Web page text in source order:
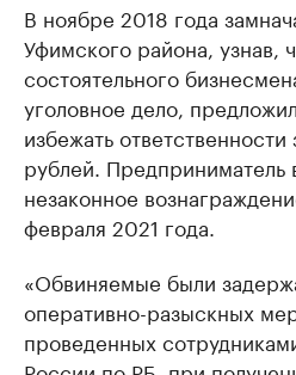
В ноябре 2018 года
Уфимского района, узнав,
состоятельного
уголовное дело,
избежать
рублей. Предприниматель
незаконное
февраля 2021 года.
«Обвиняемые были
оперативно-разыскных
проведенных